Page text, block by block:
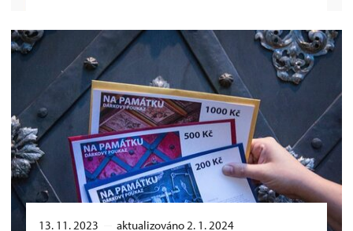
13. 11. 2023 aktualizováno 2. 1. 2024